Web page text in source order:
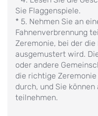
Sie Flaggenspiele.
* 5. Nehmen Sie an
Fahnenverbrennung
Zeremonie, bei der
ausgemustert wird.
oder andere
die richtige
durch, und Sie
teilnehmen.